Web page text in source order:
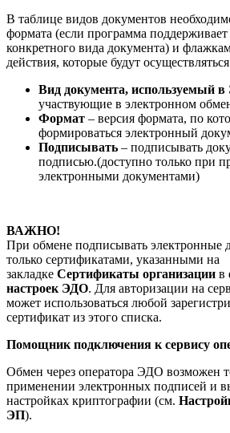
В таблице видов документов
формата (если программа поддерживает
конкретного вида документа) и
действия, которые будут
Вид документа, используемый
участвующие в электронном
Формат – версия формата, по
формироваться электронный
Подписывать – подписывать
подписью.(доступно только при
электронными документами)
ВАЖНО!
При обмене подписывать электронные
только сертификатами, указанными на
закладке Сертификаты организации в
настроек ЭДО. Для авторизации на
может использоваться любой
сертификат из этого списка.
Помощник подключения к сервису
Обмен через оператора ЭДО возможен
применении электронных подписей и
настройках криптографии (см.
ЭП).